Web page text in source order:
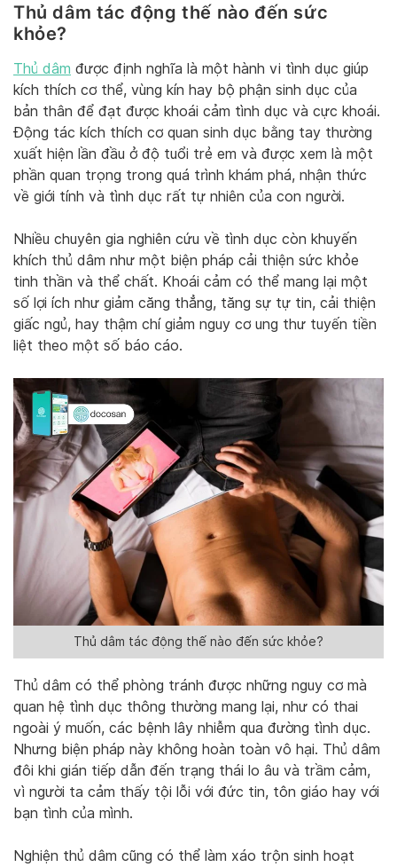
Thủ dâm tác động thế nào đến sức
khỏe?
Thủ dâm được định nghĩa là một hành vi tình dục giúp
kích thích cơ thể, vùng kín hay bộ phận sinh dục của
bản thân để đạt được khoái cảm tình dục và cực khoái.
Động tác kích thích cơ quan sinh dục bằng tay thường
xuất hiện lần đầu ở độ tuổi trẻ em và được xem là một
phần quan trọng trong quá trình khám phá, nhận thức
về giới tính và tình dục rất tự nhiên của con người.
Nhiều chuyên gia nghiên cứu về tình dục còn khuyến
khích thủ dâm như một biện pháp cải thiện sức khỏe
tinh thần và thể chất. Khoái cảm có thể mang lại một
số lợi ích như giảm căng thẳng, tăng sự tự tin, cải thiện
giấc ngủ, hay thậm chí giảm nguy cơ ung thư tuyến tiền
liệt theo một số báo cáo.
Thủ dâm tác động thế nào đến sức khỏe?
Thủ dâm có thể phòng tránh được những nguy cơ mà
quan hệ tình dục thông thường mang lại, như có thai
ngoài ý muốn, các bệnh lây nhiễm qua đường tình dục.
Nhưng biện pháp này không hoàn toàn vô hại. Thủ dâm
đôi khi gián tiếp dẫn đến trạng thái lo âu và trầm cảm,
vì người ta cảm thấy tội lỗi với đức tin, tôn giáo hay với
bạn tình của mình.
Nghiện thủ dâm cũng có thể làm xáo trộn sinh hoạt